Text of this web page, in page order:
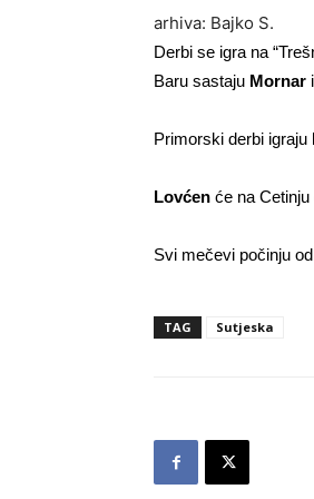
arhiva: Bajko S.
Derbi se igra na
Baru sastaju Mornar i
Primorski derbi igraju
Lovćen će na
Svi mečevi počinju
TAG Sutjeska